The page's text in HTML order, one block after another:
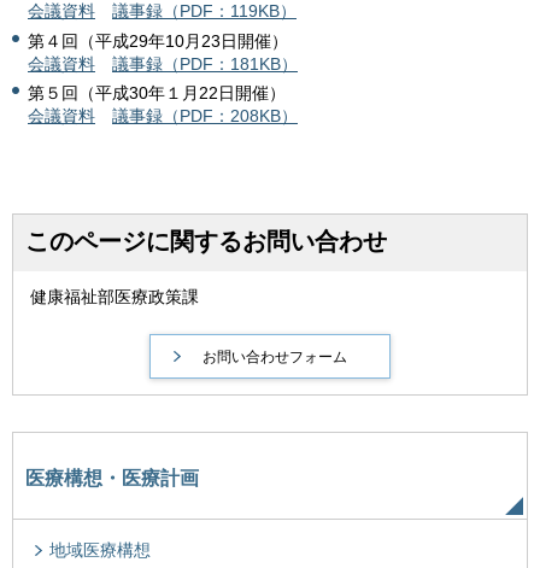
会議資料
議事録（PDF：119KB）
第４回（平成29年10月23日開催）
会議資料
議事録（PDF：181KB）
第５回（平成30年１月22日開催）
会議資料
議事録（PDF：208KB）
このページに関するお問い合わせ
健康福祉部医療政策課
医療構想・医療計画
地域医療構想